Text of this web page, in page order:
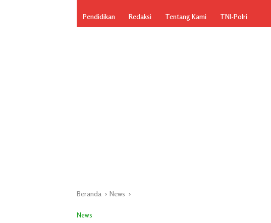
Pendidikan Redaksi Tentang Kami TNI-Polri
Beranda News
News